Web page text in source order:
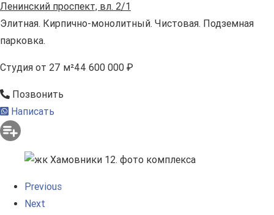
Ленинский проспект, вл. 2/1
Элитная. Кирпично-монолитный. Чистовая. Подземная
парковка.
Студия от 27 м²44 600 000 ₽
Позвонить
Написать
Previous
Next